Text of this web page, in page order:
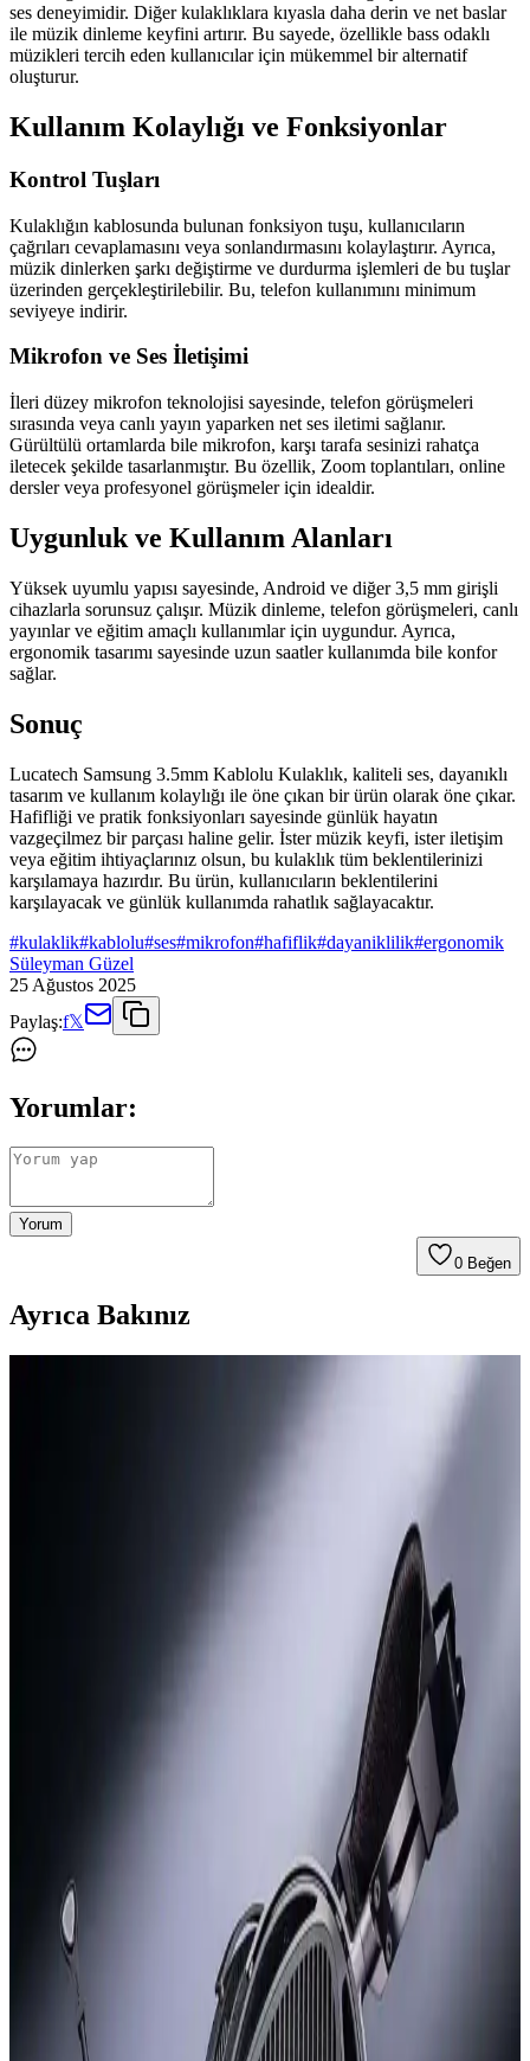
ses deneyimidir. Diğer kulaklıklara kıyasla daha derin ve net baslar
ile müzik dinleme keyfini artırır. Bu sayede, özellikle bass odaklı
müzikleri tercih eden kullanıcılar için mükemmel bir alternatif
oluşturur.
Kullanım Kolaylığı ve Fonksiyonlar
Kontrol Tuşları
Kulaklığın kablosunda bulunan fonksiyon tuşu, kullanıcıların
çağrıları cevaplamasını veya sonlandırmasını kolaylaştırır. Ayrıca,
müzik dinlerken şarkı değiştirme ve durdurma işlemleri de bu tuşlar
üzerinden gerçekleştirilebilir. Bu, telefon kullanımını minimum
seviyeye indirir.
Mikrofon ve Ses İletişimi
İleri düzey mikrofon teknolojisi sayesinde, telefon görüşmeleri
sırasında veya canlı yayın yaparken net ses iletimi sağlanır.
Gürültülü ortamlarda bile mikrofon, karşı tarafa sesinizi rahatça
iletecek şekilde tasarlanmıştır. Bu özellik, Zoom toplantıları, online
dersler veya profesyonel görüşmeler için idealdir.
Uygunluk ve Kullanım Alanları
Yüksek uyumlu yapısı sayesinde, Android ve diğer 3,5 mm girişli
cihazlarla sorunsuz çalışır. Müzik dinleme, telefon görüşmeleri, canlı
yayınlar ve eğitim amaçlı kullanımlar için uygundur. Ayrıca,
ergonomik tasarımı sayesinde uzun saatler kullanımda bile konfor
sağlar.
Sonuç
Lucatech Samsung 3.5mm Kablolu Kulaklık, kaliteli ses, dayanıklı
tasarım ve kullanım kolaylığı ile öne çıkan bir ürün olarak öne çıkar.
Hafifliği ve pratik fonksiyonları sayesinde günlük hayatın
vazgeçilmez bir parçası haline gelir. İster müzik keyfi, ister iletişim
veya eğitim ihtiyaçlarınız olsun, bu kulaklık tüm beklentilerinizi
karşılamaya hazırdır. Bu ürün, kullanıcıların beklentilerini
karşılayacak ve günlük kullanımda rahatlık sağlayacaktır.
#kulaklik#kablolu#ses#mikrofon#hafiflik#dayaniklilik#ergonomik
Süleyman Güzel
25 Ağustos 2025
Paylaş:f𝕏
Yorumlar:
Yorum
0 Beğen
Ayrıca Bakınız
Samsung Galaxy Buds4 Pro İncelemesi: Yeni Sap
Samsung Galaxy Buds4 Pro, sap tasarımı ve baş hareketi desteği
gibi yeniliklerle kullanıcı deneyimini artırmayı hedefliyor. Tasarım
değişikliği ve teknik özellikler kullanıcılar arasında farklı görüşlere
Power Dong: Apple Dongle'dan 200 Kat Daha
Güçlü USB-C Kulaklık Adaptörü Tasarımı
Power Dong, USB-C üzerinden 6W tepe ve 3W sürekli güç
sağlayan, Apple dongle'larından 200 kat daha güçlü bir kulaklık
adaptörüdür. Yüksek empedanslı kulaklıklar ve küçük hoparlörler
için tasarlanmıştır.
Reddit Kullanıcılarının En Çok Önerdiği Kulaklık
Modelleri ve Kullanım Alanları
Reddit'teki 1.7 binden fazla başlıkta paylaşılan kulaklık önerileri,
farklı kullanım amaçlarına göre tercih edilen modelleri ve kullanıcı
deneyimlerini ortaya koyuyor.